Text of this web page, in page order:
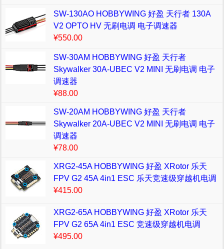
SW-130AO HOBBYWING 好盈 天行者 130A
V2 OPTO HV 无刷电调 电子调速器
¥550.00
SW-30AM HOBBYWING 好盈 天行者
Skywalker 30A-UBEC V2 MINI 无刷电调 电子
调速器
¥88.00
SW-20AM HOBBYWING 好盈 天行者
Skywalker 20A-UBEC V2 MINI 无刷电调 电子
调速器
¥78.00
XRG2-45A HOBBYWING 好盈 XRotor 乐天
FPV G2 45A 4in1 ESC 乐天竞速级穿越机电调
¥415.00
XRG2-65A HOBBYWING 好盈 XRotor 乐天
FPV G2 65A 4in1 ESC 竞速级穿越机电调
¥495.00